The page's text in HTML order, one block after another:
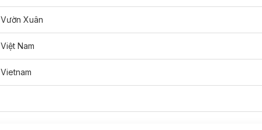
Vườn Xuân
Việt Nam
Vietnam